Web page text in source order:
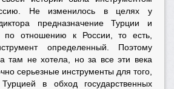
Не изменилось в целях у
предназначение Турции и
по отношению к России, то есть,
определенный. Поэтому
там не хотела, но за все эти века
серьезные инструменты для того,
в обход государственных